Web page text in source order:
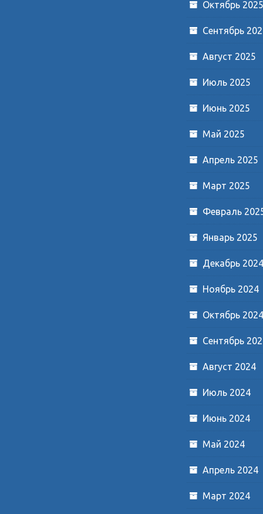
Октябрь 2025
Сентябрь
Август 2025
Июль 2025
Июнь 2025
Май 2025
Апрель 2025
Март 2025
Февраль
Январь 2025
Декабрь 2024
Ноябрь 2024
Октябрь 2024
Сентябрь
Август 2024
Июль 2024
Июнь 2024
Май 2024
Апрель 2024
Март 2024